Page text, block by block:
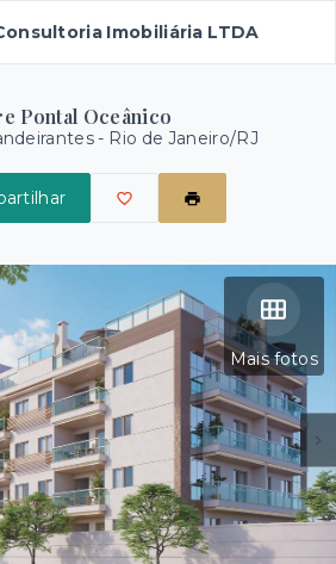
Imobiliária LTDA
Pontal Oceânico
- Rio de Janeiro/RJ
Mais fotos